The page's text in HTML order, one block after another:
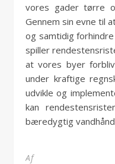
vores gader tørre
Gennem sin evne til
og samtidig
spiller
at vores byer
under kraftige
udvikle og
kan
bæredygtig
Af